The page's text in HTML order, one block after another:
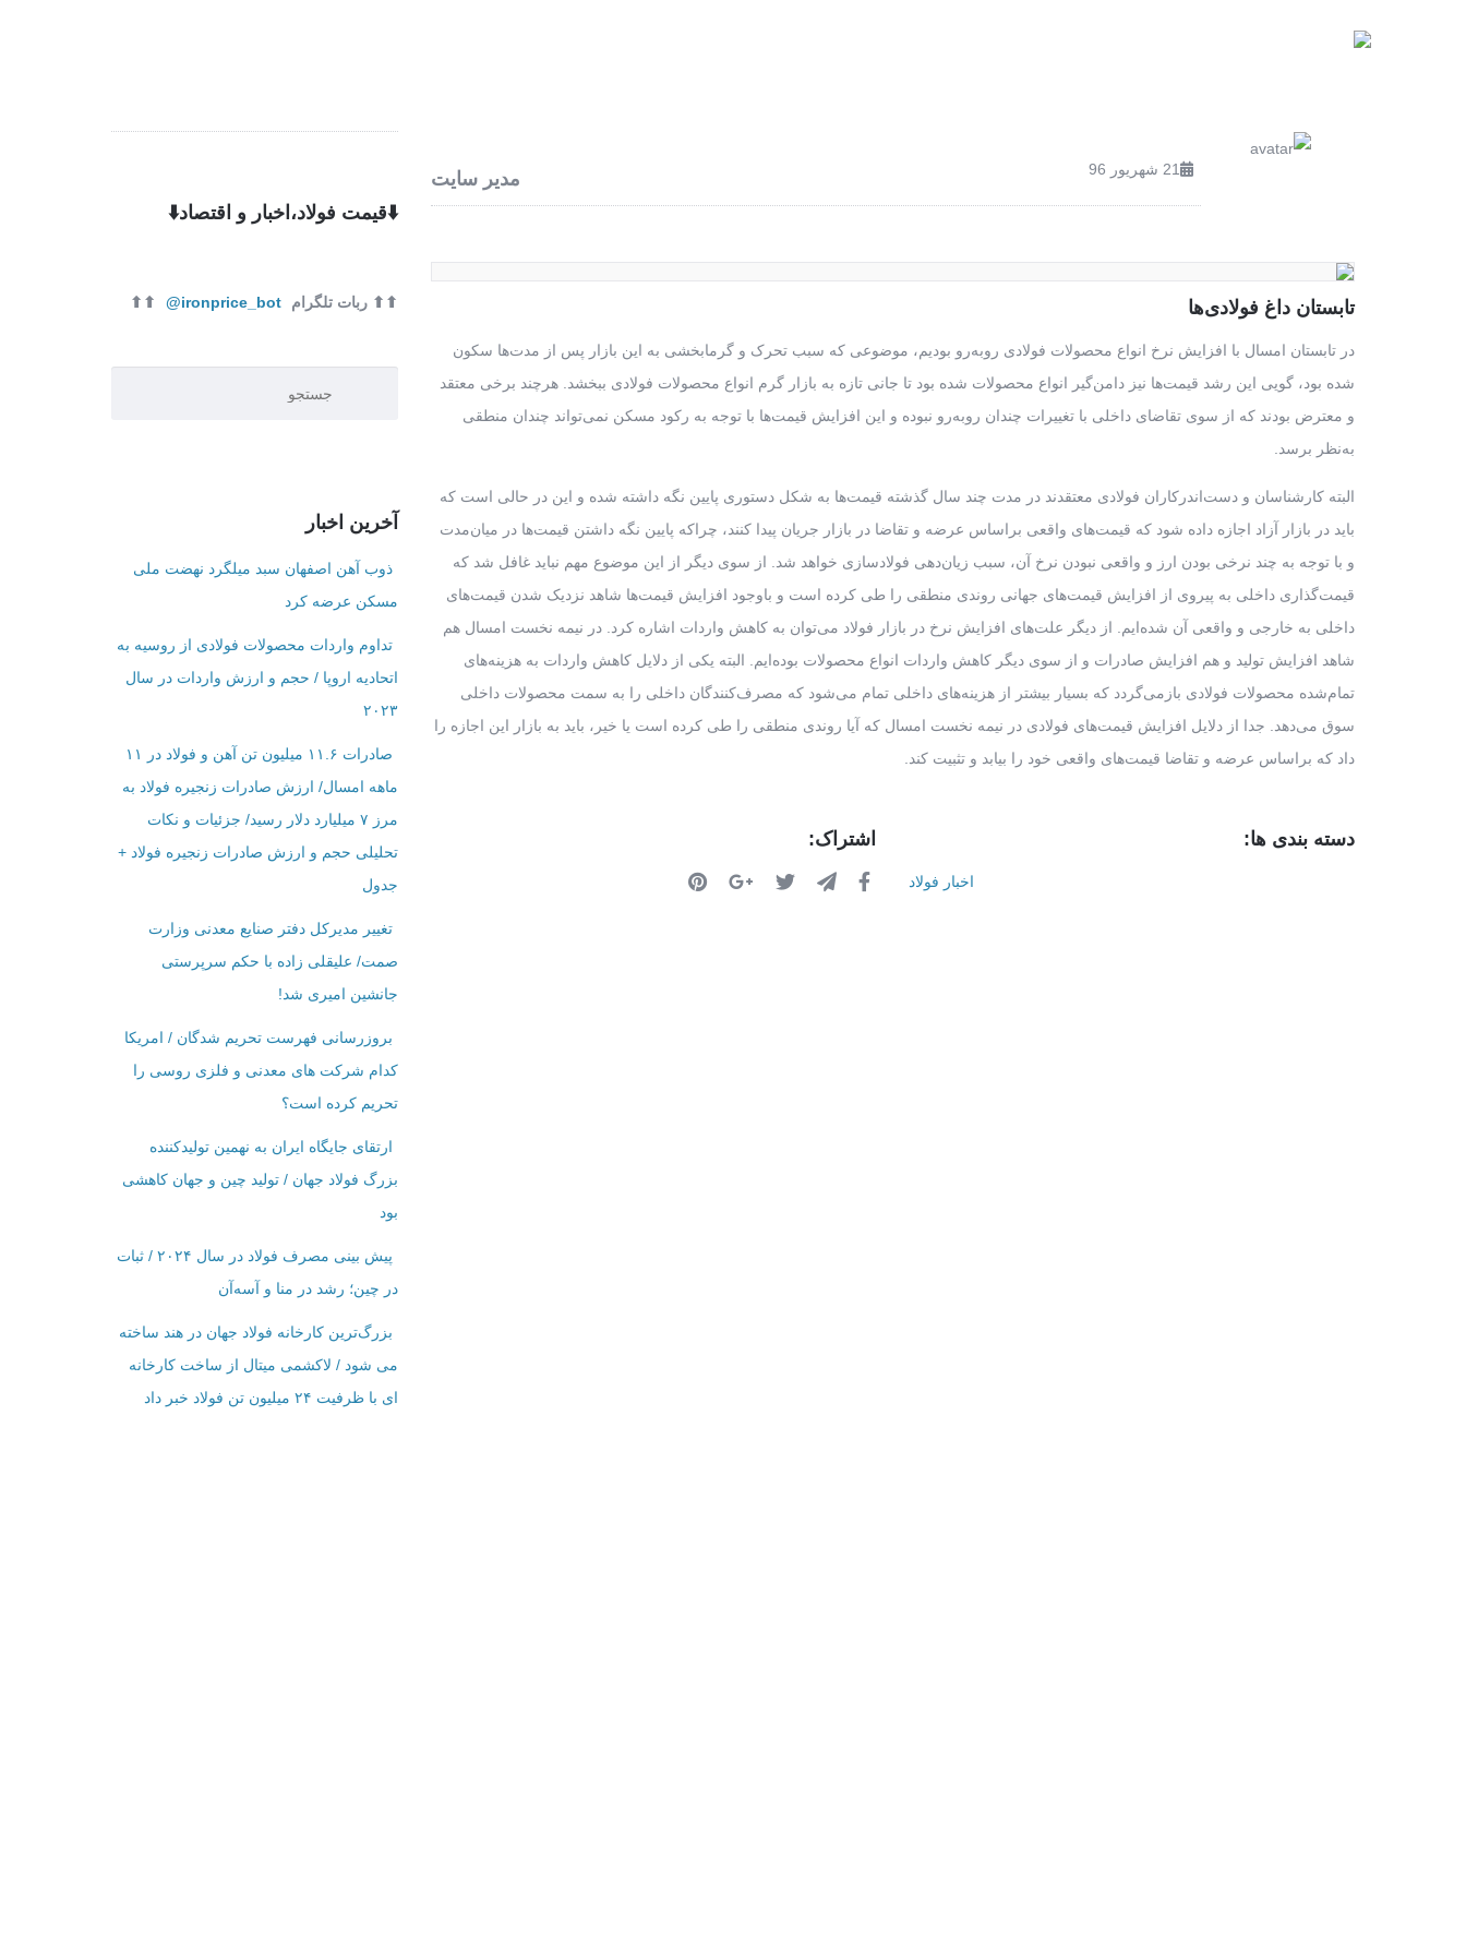
مدیر سایت 21 شهریور 96
تابستان داغ فولادی‌ها
در تابستان امسال با افزایش نرخ انواع محصولات فولادی روبه‌رو بودیم، موضوعی که سبب تحرک و گرمابخشی به این بازار پس از مدت‌ها سکون
شده بود، گویی این رشد قیمت‌ها نیز دامن‌گیر انواع محصولات شده بود تا جانی تازه به بازار گرم انواع محصولات فولادی ببخشد. هرچند برخی معتقد
و معترض بودند که از سوی تقاضای داخلی با تغییرات چندان روبه‌رو نبوده و این افزایش قیمت‌ها با توجه به رکود مسکن نمی‌تواند چندان منطقی
به‌نظر برسد.
البته کارشناسان و دست‌اندرکاران فولادی معتقدند در مدت چند سال گذشته قیمت‌ها به شکل دستوری پایین نگه داشته شده و این در حالی است که
باید در بازار آزاد اجازه داده شود که قیمت‌های واقعی براساس عرضه و تقاضا در بازار جریان پیدا کنند، چراکه پایین نگه داشتن قیمت‌ها در میان‌مدت
و با توجه به چند نرخی بودن ارز و واقعی نبودن نرخ آن، سبب زیان‌دهی فولادسازی خواهد شد. از سوی دیگر از این موضوع مهم نباید غافل شد که
قیمت‌گذاری داخلی به پیروی از افزایش قیمت‌های جهانی روندی منطقی را طی کرده است و باوجود افزایش قیمت‌ها شاهد نزدیک شدن قیمت‌های
داخلی به خارجی و واقعی آن شده‌ایم. از دیگر علت‌های افزایش نرخ در بازار فولاد می‌توان به کاهش واردات اشاره کرد. در نیمه نخست امسال هم
شاهد افزایش تولید و هم افزایش صادرات و از سوی دیگر کاهش واردات انواع محصولات بوده‌ایم. البته یکی از دلایل کاهش واردات به هزینه‌های
تمام‌شده محصولات فولادی بازمی‌گردد که بسیار بیشتر از هزینه‌های داخلی تمام می‌شود که مصرف‌کنندگان داخلی را به سمت محصولات داخلی
سوق می‌دهد. جدا از دلایل افزایش قیمت‌های فولادی در نیمه نخست امسال که آیا روندی منطقی را طی کرده است یا خیر، باید به بازار این اجازه را
داد که براساس عرضه و تقاضا قیمت‌های واقعی خود را بیابد و تثبیت کند.
دسته بندی ها:
اخبار فولاد
اشتراک:
⬇️قیمت فولاد،اخبار و اقتصاد⬇️
⬆⬆ ربات تلگرام ironprice_bot@
⬆⬆
آخرین اخبار
ذوب آهن اصفهان سبد میلگرد نهضت ملی
مسکن عرضه کرد
تداوم واردات محصولات فولادی از روسیه به
اتحادیه اروپا / حجم و ارزش واردات در سال
۲۰۲۳
صادرات ۱۱.۶ میلیون تن آهن و فولاد در ۱۱
ماهه امسال/ ارزش صادرات زنجیره فولاد به
مرز ۷ میلیارد دلار رسید/ جزئیات و نکات
تحلیلی حجم و ارزش صادرات زنجیره فولاد +
جدول
تغییر مدیرکل دفتر صنایع معدنی وزارت
صمت/ علیقلی زاده با حکم سرپرستی
جانشین امیری شد!
بروزرسانی فهرست تحریم شدگان / امریکا
کدام شرکت ‌های معدنی و فلزی روسی را
تحریم کرده است؟
ارتقای جایگاه ایران به نهمین تولیدکننده
بزرگ فولاد جهان / تولید چین و جهان کاهشی
بود
پیش بینی مصرف فولاد در سال ۲۰۲۴ / ثبات
در چین؛ رشد در منا و آسه‌آن
بزرگ‌ترین کارخانه فولاد جهان در هند ساخته
می شود / لاکشمی میتال از ساخت کارخانه
ای با ظرفیت ۲۴ میلیون تن فولاد خبر داد